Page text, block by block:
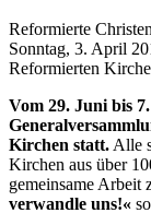
Reformierte
Sonntag, 3. April
Reformierten
Vom 29. Juni bis
Kirchen statt.Alle
Kirchen aus über
gemeinsame Arbeit
verwandle uns!«